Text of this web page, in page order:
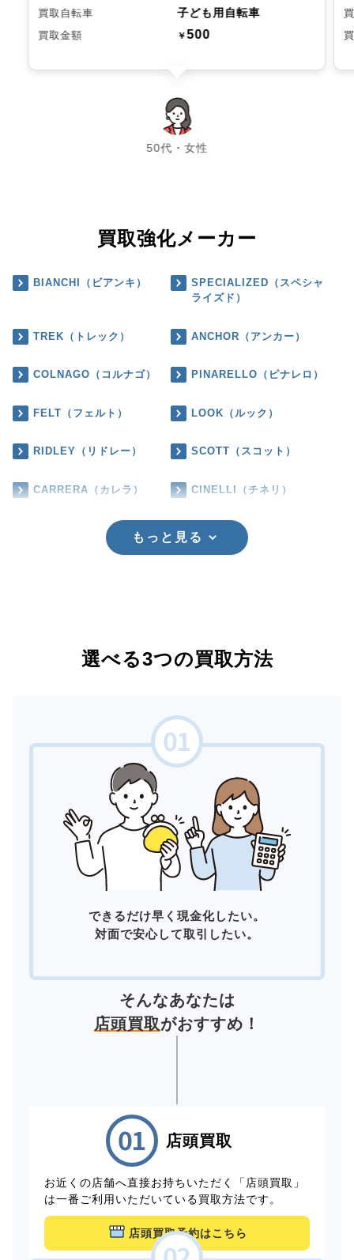
買取自転車 子ども用自転車
買取金額 ￥500
50代・女性
chevron_left chevron_right
買取強化メーカー
BIANCHI（ビアンキ）
SPECIALIZED（スペシャ
ライズド）
TREK（トレック） ANCHOR（アンカー）
COLNAGO（コルナゴ） PINARELLO（ピナレロ）
FELT（フェルト） LOOK（ルック）
RIDLEY（リドレー） SCOTT（スコット）
CARRERA（カレラ） CINELLI（チネリ）
もっと見る
選べる3つの買取方法
できるだけ早く現金化したい。
対面で安心して取引したい。
そんなあなたは
店頭買取がおすすめ！
店頭買取
お近くの店舗へ直接お持ちいただく「店頭買取」
は一番ご利用いただいている買取方法です。
店頭買取予約はこちら